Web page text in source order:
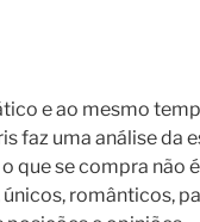
e ao mesmo
faz uma análise da
que se compra não
românticos,